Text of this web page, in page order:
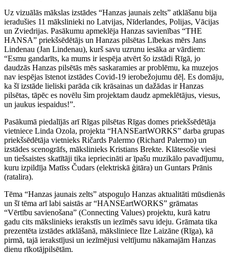
Uz vizuālās mākslas izstādes “Hanzas jaunais zelts” atklāšanu bija
ieradušies 11 mākslinieki no Latvijas, Nīderlandes, Polijas, Vācijas
un Zviedrijas. Pasākumu apmeklēja Hanzas savienības “THE
HANSA” priekšsēdētājs un Hanzas pilsētas Lībekas mērs Jans
Lindenau (Jan Lindenau), kurš savu uzrunu iesāka ar vārdiem:
“Esmu gandarīts, ka mums ir iespēja atvērt šo izstādi Rīgā, jo
daudzās Hanzas pilsētās mēs saskaramies ar problēmu, ka muzejos
nav iespējas īstenot izstādes Covid-19 ierobežojumu dēļ. Es domāju,
ka šī izstāde lieliski parāda cik krāsainas un dažādas ir Hanzas
pilsētas, tāpēc es novēlu šim projektam daudz apmeklētājus, viesus,
un jaukus iespaidus!”.
Pasākumā piedalījās arī Rīgas pilsētas Rīgas domes priekšsēdētāja
vietniece Linda Ozola, projekta “HANSEartWORKS” darba grupas
priekšsēdētāja vietnieks Ričards Palermo (Richard Palermo) un
izstādes scenogrāfs, mākslinieks Kristians Brekte. Klātesošie viesi
un tiešsaistes skatītāji tika iepriecināti ar īpašu muzikālo pavadījumu,
kuru izpildīja Matīss Čudars (elektriskā ģitāra) un Guntars Prānis
(ratalira).
Tēma “Hanzas jaunais zelts” atspoguļo Hanzas aktualitāti mūsdienās
un šī tēma arī labi saistās ar “HANSEartWORKS” grāmatas
“Vērtību savienošana” (Connecting Values) projektu, kurā katru
gadu cits mākslinieks ierakstīs un iezīmēs savu ideju. Grāmata tika
prezentēta izstādes atklāšanā, māksliniece Ilze Laizāne (Rīga), kā
pirmā, tajā ierakstījusi un iezīmējusi veltījumu nākamajām Hanzas
dienu rīkotājpilsētām.